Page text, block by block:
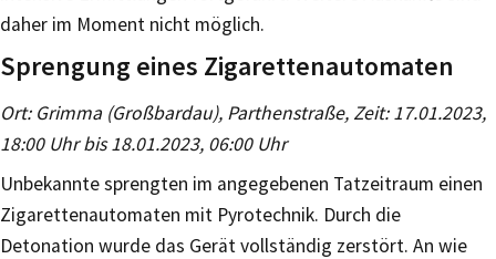
daher im Moment nicht möglich.
Sprengung eines Zigarettenautomaten
Ort: Grimma (Großbardau), Parthenstraße, Zeit: 17.01.2023,
18:00 Uhr bis 18.01.2023, 06:00 Uhr
Unbekannte sprengten im angegebenen Tatzeitraum einen
Zigarettenautomaten mit Pyrotechnik. Durch die
Detonation wurde das Gerät vollständig zerstört. An wie